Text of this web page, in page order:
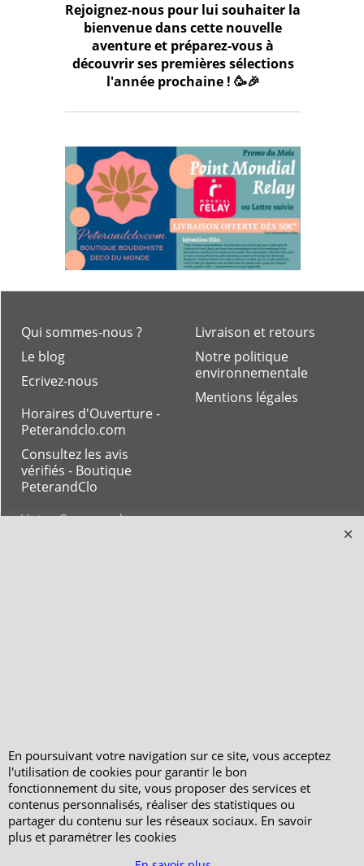
Rejoignez-nous pour lui souhaiter la
bienvenue dans cette nouvelle
aventure et préparez-vous à
découvrir ses premières sélections
l'année prochaine ! 🥳🎉
Livraison et retours
Notre politique
environnementale
Mentions légales
Qui sommes-nous ?
Le blog
Ecrivez-nous
Horaires d'Ouverture -
Peterandclo.com
Consultez les avis
vérifiés - Boutique
PeterandClo
Votre Commande
En poursuivant votre navigation sur ce site, vous acceptez
l'utilisation de cookies pour garantir le bon
fonctionnement du site, vous proposer des services et
contenus personnalisés, réaliser des statistiques ou
partager du contenu sur les réseaux sociaux. En savoir
plus et paramétrer les cookies